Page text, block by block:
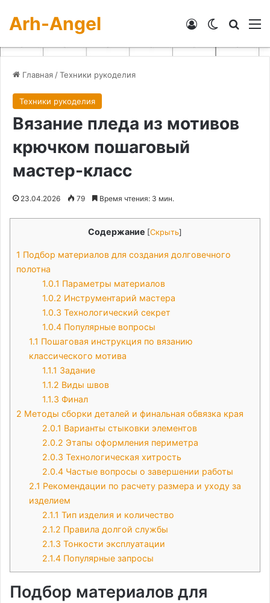
Arh-Angel Switch skin
Войти
Главная /Техники рукоделия
Техники рукоделия
Вязание пледа из мотивов
крючком пошаговый
мастер-класс
23.04.2026 79 Время чтения: 3 мин.
Содержание [Скрыть]
1 Подбор материалов для создания долговечного
полотна
1.0.1 Параметры материалов
1.0.2 Инструментарий мастера
1.0.3 Технологический секрет
1.0.4Популярные вопросы
1.1 Пошаговая инструкция по вязанию
классического мотива
1.1.1 Задание
1.1.2 Виды швов
1.1.3 Финал
2 Методы сборки деталей и финальная обвязка края
2.0.1 Варианты стыковки элементов
2.0.2 Этапы оформления периметра
2.0.3 Технологическая хитрость
2.0.4Частые вопросы о завершении работы
2.1 Рекомендации по расчету размера и уходу за
изделием
2.1.1 Тип изделия и количество
2.1.2 Правила долгой службы
2.1.3 Тонкости эксплуатации
2.1.4Популярные запросы
Подбор материалов для